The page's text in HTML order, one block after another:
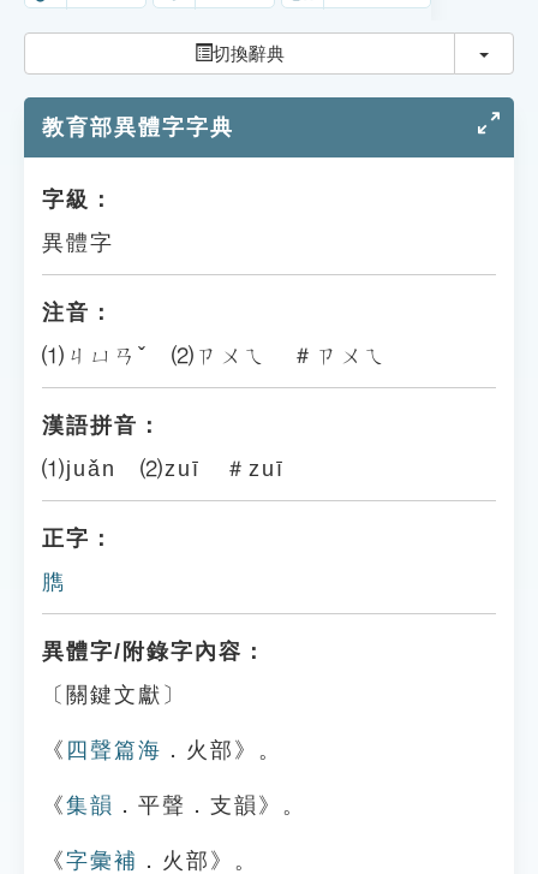
遊戲專區
教學應用
貓頭鷹博士
切換辭典 切換
教育部異體字字典
字級：
異體字
注音：
⑴ㄐㄩㄢˇ ⑵ㄗㄨㄟ ＃ㄗㄨㄟ
漢語拼音：
⑴juǎn ⑵zuī ＃zuī
正字：
臇
異體字/附錄字內容：
〔關鍵文獻〕
《 四聲篇海 ．火部》。
《集韻 ．平聲．支韻》。
《字彙補 ．火部》。